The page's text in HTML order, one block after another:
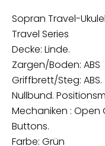
Sopran Travel-
Travel Series
Decke: Linde.
Zargen/Boden: ABS
Griffbrett/Steg: ABS.
Nullbund.
Mechaniken : Open
Buttons.
Farbe: Grün